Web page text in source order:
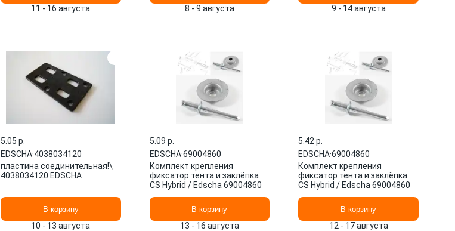
11 - 16 августа 8 - 9 августа 9 - 14 августа
5.05 p.
EDSCHA·4038034120
пластина соединительная!\
4038034120 EDSCHA
В корзину
10 - 13 августа
5.09 p.
EDSCHA·69004860
Комплект крепления
фиксатор тента и заклёпка
CS Hybrid / Edscha 69004860
В корзину
13 - 16 августа
5.42 p.
EDSCHA·69004860
Комплект крепления
фиксатор тента и заклёпка
CS Hybrid / Edscha 69004860
В корзину
12 - 17 августа